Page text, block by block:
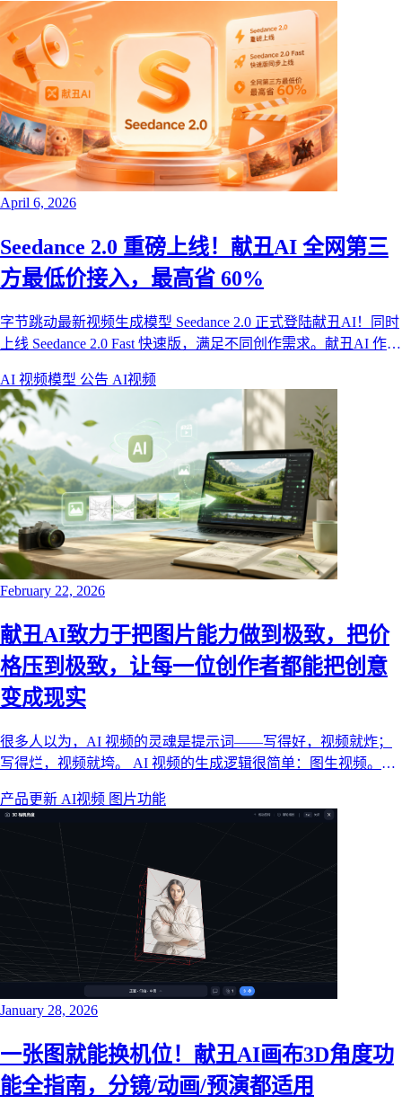
April 6, 2026
Seedance 2.0 重磅上线！献丑AI 全网第三
方最低价接入，最高省 60%
字节跳动最新视频生成模型 Seedance 2.0 正式登陆献丑AI！同时
上线 Seedance 2.0 Fast 快速版，满足不同创作需求。献丑AI 作为
队版用户最高可省 60%。
AI 视频模型 公告 AI视频
February 22, 2026
献丑AI致力于把图片能力做到极致，把价
格压到极致，让每一位创作者都能把创意
变成现实
很多人以为，AI 视频的灵魂是提示词——写得好，视频就炸；
写得烂，视频就垮。 AI 视频的生成逻辑很简单：图生视频。模
再天花乱坠，最终都要落到一张张分镜图上——图片质量直接决
定了视频质量。
产品更新 AI视频 图片功能
January 28, 2026
一张图就能换机位！献丑AI画布3D角度功
能全指南，分镜/动画/预演都适用